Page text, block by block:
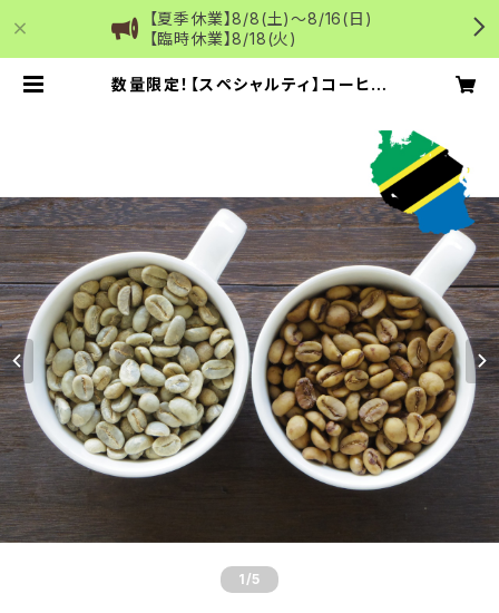
【夏季休業】8/8(土)～8/16(日)
【臨時休業】8/18(火)
数量限定！【スペシャルティ】コーヒー
超臨界CO2法（国内処理）カフェイン
レス | Green Decaf 国内デカフェ
1 /5